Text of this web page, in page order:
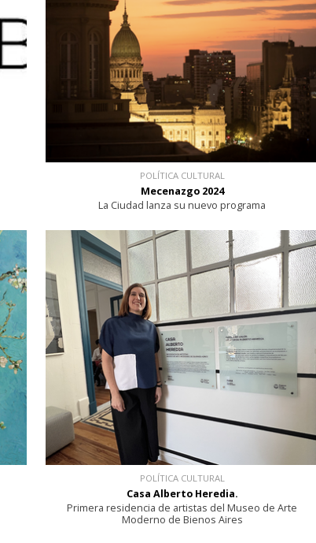
POLÍTICA CULTURAL
Mecenazgo 2024
La Ciudad lanza su nuevo programa
POLÍTICA CULTURAL
Casa Alberto Heredia.
Primera residencia de artistas del Museo de Arte
Moderno de Bienos Aires